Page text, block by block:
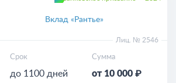
Вклад «Рантье»
Лиц. № 2546
Срок
до 1100 дней
Сумма
от 10 000 ₽